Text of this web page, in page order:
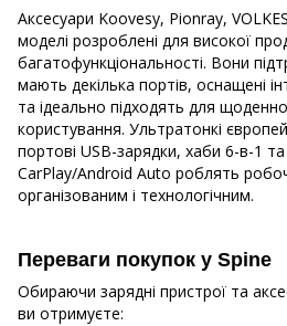
Аксесуари Koovesy, Pionray,
моделі розроблені для високої
багатофункціональності. Вони
мають декілька портів, оснащені
та ідеально підходять для
користування. Ультратонкі
портові USB-зарядки, хаби 6-в-1
CarPlay/Android Auto роблять
організованим і технологічним.
Переваги покупок у Spine
Обираючи зарядні пристрої та
ви отримуєте: